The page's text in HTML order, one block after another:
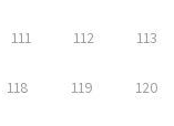
111 112 113
118 119 120